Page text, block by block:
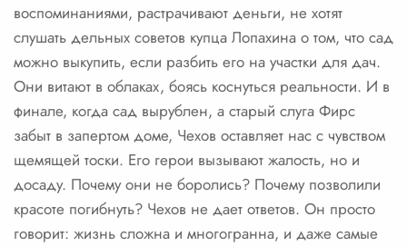
воспоминаниями, растрачивают деньги, не хотят
слушать дельных советов купца Лопахина о том, что сад
можно выкупить, если разбить его на участки для дач.
Они витают в облаках, боясь коснуться реальности. И в
финале, когда сад вырублен, а старый слуга Фирс
забыт в запертом доме, Чехов оставляет нас с чувством
щемящей тоски. Его герои вызывают жалость, но и
досаду. Почему они не боролись? Почему позволили
красоте погибнуть? Чехов не дает ответов. Он просто
говорит: жизнь сложна и многогранна, и даже самые